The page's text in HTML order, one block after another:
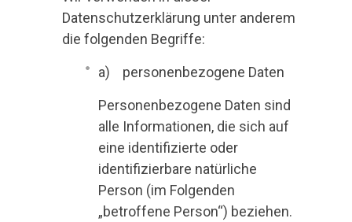
Datenschutzerklärung unter anderem
die folgenden Begriffe:
a) personenbezogene Daten
Personenbezogene Daten sind
alle Informationen, die sich auf
eine identifizierte oder
identifizierbare natürliche
Person (im Folgenden
„betroffene Person“) beziehen.